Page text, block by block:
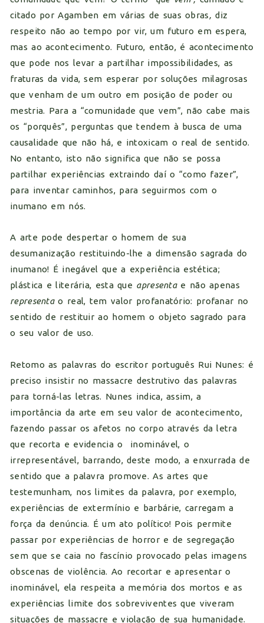
citado por Agamben em várias de suas obras, diz
respeito não ao tempo por vir, um futuro em espera,
mas ao acontecimento. Futuro, então, é acontecimento
que pode nos levar a partilhar impossibilidades, as
fraturas da vida, sem esperar por soluções milagrosas
que venham de um outro em posição de poder ou
mestria. Para a “comunidade que vem”, não cabe mais
os “porquês”, perguntas que tendem à busca de uma
causalidade que não há, e intoxicam o real de sentido.
No entanto, isto não significa que não se possa
partilhar experiências extraindo daí o “como fazer”,
para inventar caminhos, para seguirmos com o
inumano em nós.
A arte pode despertar o homem de sua
desumanização restituindo-lhe a dimensão sagrada do
inumano! É inegável que a experiência estética;
plástica e literária, esta que apresentae não apenas
representao real, tem valor profanatório: profanar no
sentido de restituir ao homem o objeto sagrado para
o seu valor de uso.
Retomo as palavras do escritor português Rui Nunes: é
preciso insistir no massacre destrutivo das palavras
para torná-las letras. Nunes indica, assim, a
importância da arte em seu valor de acontecimento,
fazendo passar os afetos no corpo através da letra
que recorta e evidencia o inominável, o
irrepresentável, barrando, deste modo, a enxurrada de
sentido que a palavra promove. As artes que
testemunham, nos limites da palavra, por exemplo,
experiências de extermínio e barbárie, carregam a
força da denúncia. É um ato político! Pois permite
passar por experiências de horror e de segregação
sem que se caia no fascínio provocado pelas imagens
obscenas de violência. Ao recortar e apresentar o
inominável, ela respeita a memória dos mortos e as
experiências limite dos sobreviventes que viveram
situações de massacre e violação de sua humanidade.